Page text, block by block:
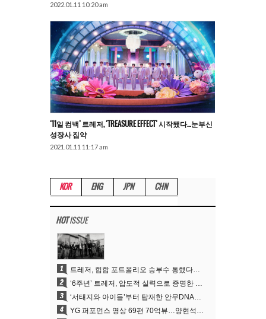
2022.01.11 10:20 am
‘11일 컴백’ 트레저, ‘TREASURE EFFECT’ 시작됐다…눈부신
성장사 집약
2021.01.11 11:17 am
KOR ENG JPN CHN
HOTISSUE
1 트레저, 힙합 포트폴리오 승부수 통했다…데뷔 6주년 새 도약
2 ‘6주년’ 트레저, 압도적 실력으로 증명한 ‘YG의 보물’ 진가
3 ‘서태지와 아이들’부터 탑재한 안무DNA…양현석, YG 퍼포먼스 비디오 70억 뷰 신화의 시작
4 YG 퍼포먼스 영상 69편 70억뷰…양현석 제작 철학 통했다